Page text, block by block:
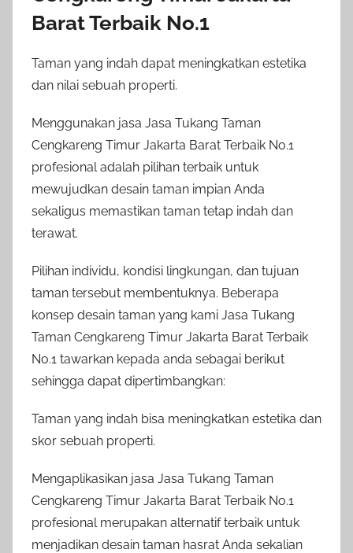
Barat Terbaik No.1
Taman yang indah dapat meningkatkan estetika
dan nilai sebuah properti.
Menggunakan jasa Jasa Tukang Taman
Cengkareng Timur Jakarta Barat Terbaik No.1
profesional adalah pilihan terbaik untuk
mewujudkan desain taman impian Anda
sekaligus memastikan taman tetap indah dan
terawat.
Pilihan individu, kondisi lingkungan, dan tujuan
taman tersebut membentuknya. Beberapa
konsep desain taman yang kami Jasa Tukang
Taman Cengkareng Timur Jakarta Barat Terbaik
No.1 tawarkan kepada anda sebagai berikut
sehingga dapat dipertimbangkan:
Taman yang indah bisa meningkatkan estetika dan
skor sebuah properti.
Mengaplikasikan jasa Jasa Tukang Taman
Cengkareng Timur Jakarta Barat Terbaik No.1
profesional merupakan alternatif terbaik untuk
menjadikan desain taman hasrat Anda sekalian